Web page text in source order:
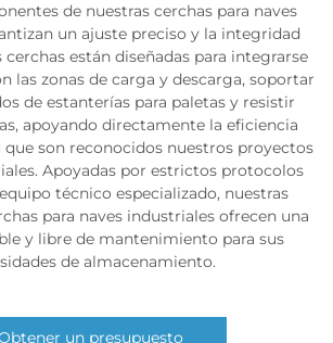
de nuestras cerchas para naves
un ajuste preciso y la integridad
están diseñadas para integrarse
las zonas de carga y descarga, soportar
de estanterías para paletas y resistir
apoyando directamente la eficiencia
son reconocidos nuestros proyectos
Apoyadas por estrictos protocolos
técnico especializado, nuestras
para naves industriales ofrecen una
y libre de mantenimiento para sus
de almacenamiento.
un presupuesto